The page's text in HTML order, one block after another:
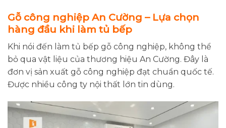
Gỗ công nghiệp An Cường – Lựa chọn
hàng đầu khi làm tủ bếp
Khi nói đến làm tủ bếp gỗ công nghiệp, không thể
bỏ qua vật liệu của thương hiệu An Cường. Đây là
đơn vị sản xuất gỗ công nghiệp đạt chuẩn quốc tế.
Được nhiều công ty nội thất lớn tin dùng.